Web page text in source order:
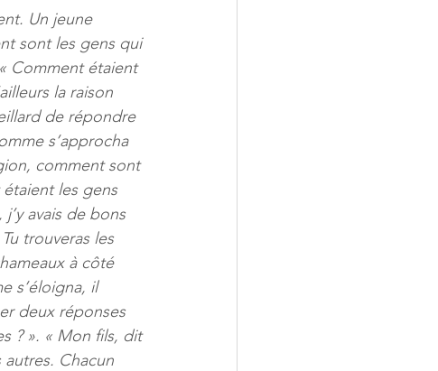
Un jeune
sont les gens qui
Comment étaient
la raison
de répondre
s’approcha
comment sont
les gens
avais de bons
trouveras les
à côté
s’éloigna, il
deux réponses
? ». « Mon fils, dit
Chacun